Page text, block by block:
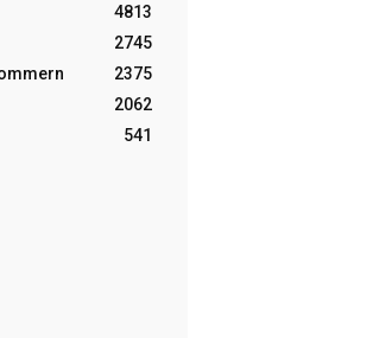
4813
2745
2375
2062
541